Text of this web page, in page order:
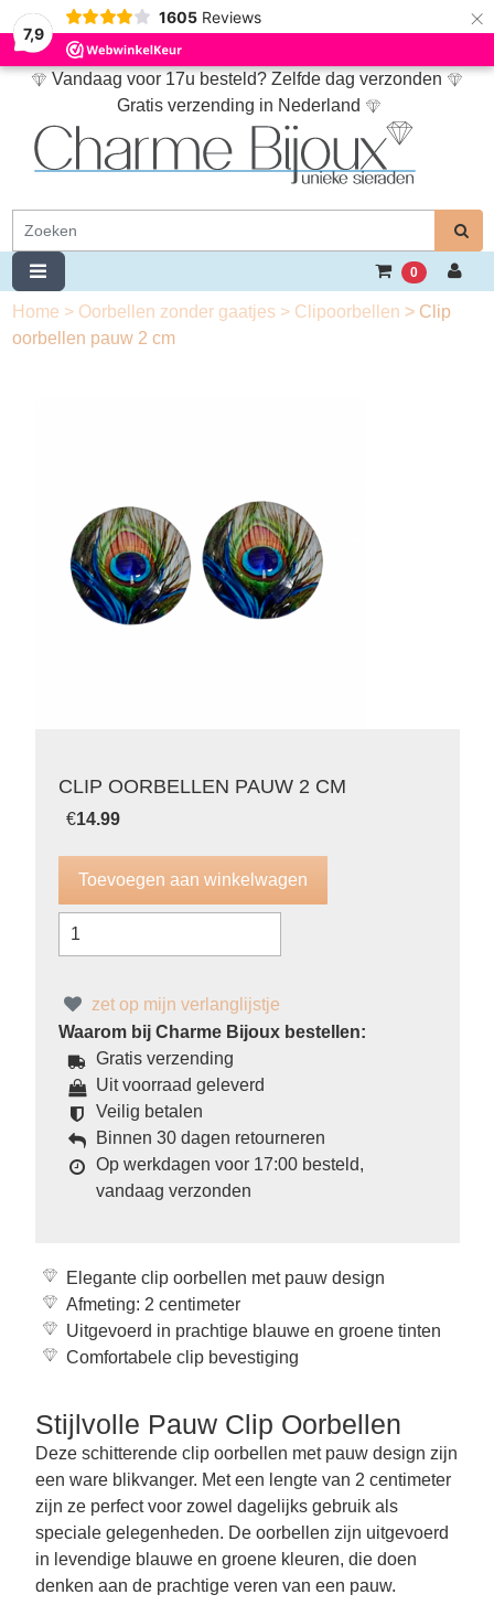
7,9
1605 Reviews ×
Vandaag voor 17u besteld? Zelfde dag verzonden
Gratis verzending in Nederland
0
Home > Oorbellen zonder gaatjes > Clipoorbellen > Clip
oorbellen pauw 2 cm
CLIP OORBELLEN PAUW 2 CM
€14.99
zet op mijn verlanglijstje
Waarom bij Charme Bijoux bestellen:
Gratis verzending
Uit voorraad geleverd
Veilig betalen
Binnen 30 dagen retourneren
Op werkdagen voor 17:00 besteld,
vandaag verzonden
Elegante clip oorbellen met pauw design
Afmeting: 2 centimeter
Uitgevoerd in prachtige blauwe en groene tinten
Comfortabele clip bevestiging
Stijlvolle Pauw Clip Oorbellen
Deze schitterende clip oorbellen met pauw design zijn
een ware blikvanger. Met een lengte van 2 centimeter
zijn ze perfect voor zowel dagelijks gebruik als
speciale gelegenheden. De oorbellen zijn uitgevoerd
in levendige blauwe en groene kleuren, die doen
denken aan de prachtige veren van een pauw.